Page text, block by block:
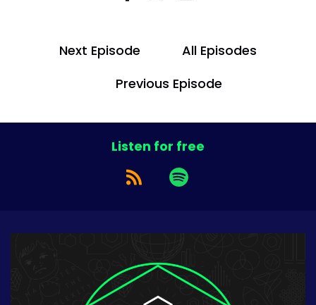
Next Episode
All Episodes
Previous Episode
Listen for free